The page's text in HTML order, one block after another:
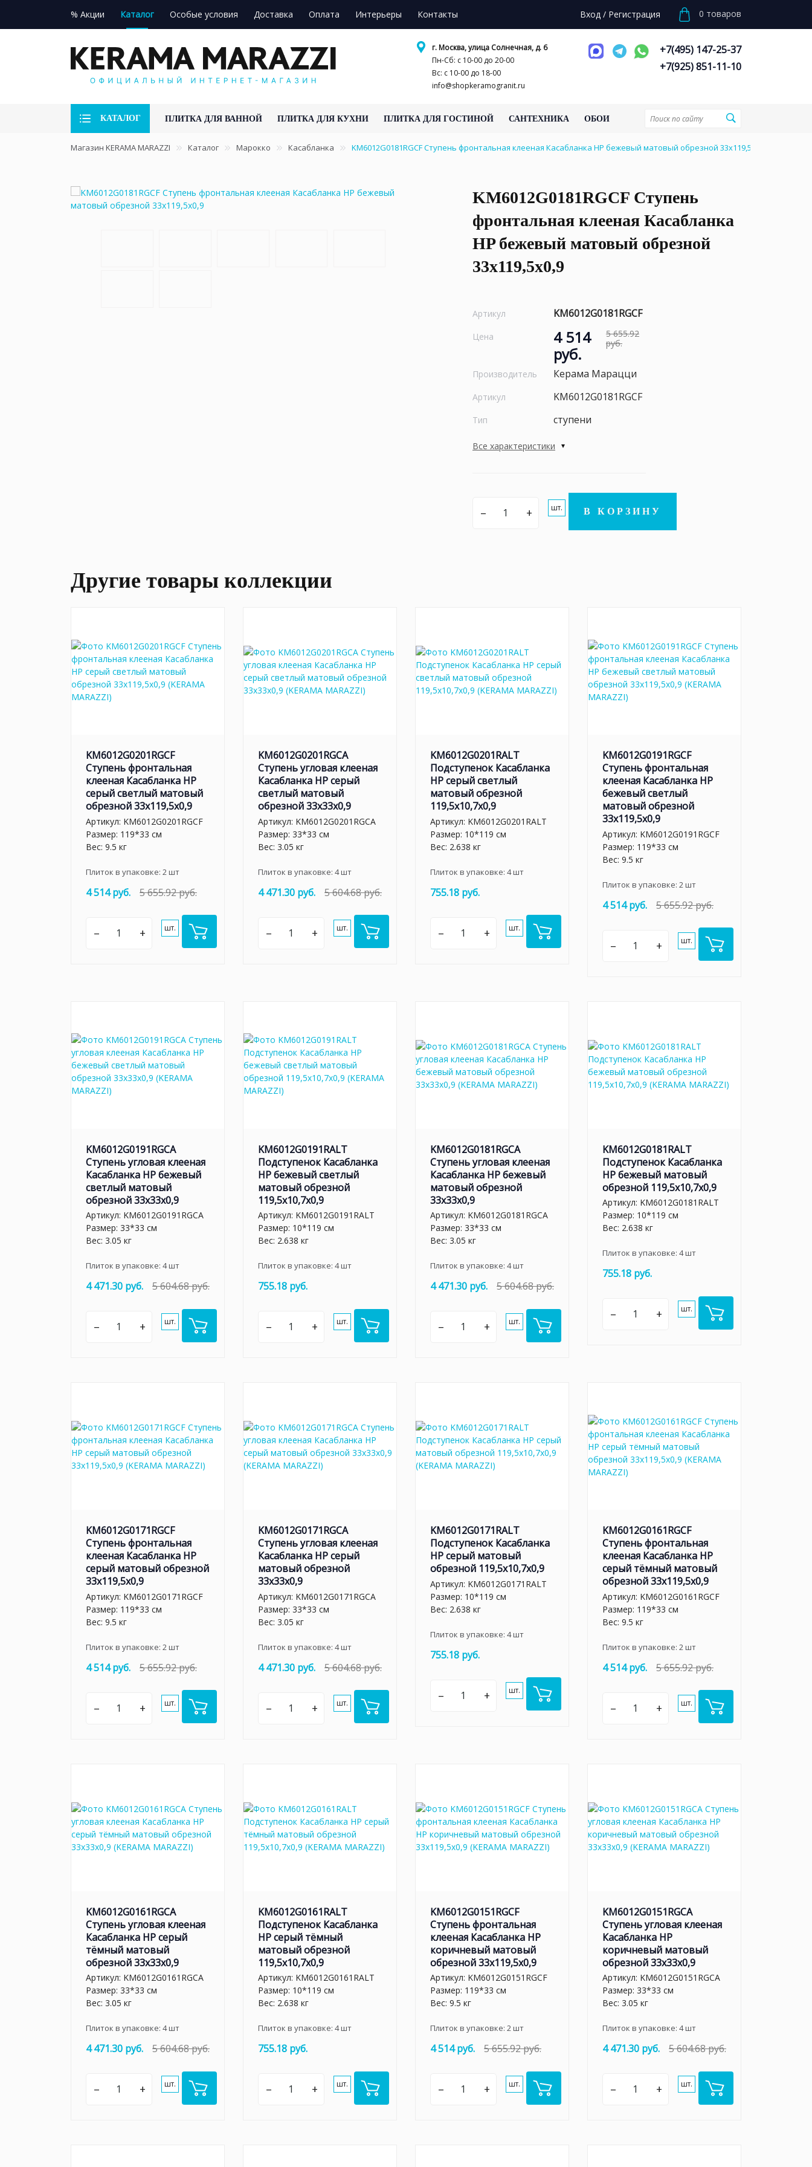
% Акции Каталог Особые условия Доставка Оплата Интерьеры Контакты Вход / Регистрация 0 товаров
г. Москва, улица Солнечная, д. 6
Пн-Сб: с 10-00 до 20-00
Вс: с 10-00 до 18-00
info@shopkeramogranit.ru
+7(495) 147-25-37
+7(925) 851-11-10
КАТАЛОГ ПЛИТКА ДЛЯ ВАННОЙ ПЛИТКА ДЛЯ КУХНИ ПЛИТКА ДЛЯ ГОСТИНОЙ САНТЕХНИКА ОБОИ
Магазин KERAMA MARAZZI Каталог Марокко Касабланка KM6012G0181RGCF Ступень фронтальная клееная Касабланка HP бежевый матовый обрезной 33x119,5x0,9
KM6012G0181RGCF Ступень
фронтальная клееная Касабланка
HP бежевый матовый обрезной
33x119,5x0,9
Артикул KM6012G0181RGCF
Цена
4 514
руб.
5 655.92
руб.
Производитель Керама Марацци
Артикул KM6012G0181RGCF
Тип ступени
Все характеристики
– + шт. В КОРЗИНУ
Другие товары коллекции
KM6012G0201RGCF
Ступень фронтальная
клееная Касабланка HP
серый светлый матовый
обрезной 33x119,5x0,9
Артикул: KM6012G0201RGCF
Размер: 119*33 см
Вес: 9.5 кг
Плиток в упаковке: 2 шт
4 514 руб. 5 655.92 руб.
– + шт.
KM6012G0201RGCA
Ступень угловая клееная
Касабланка HP серый
светлый матовый
обрезной 33x33x0,9
Артикул: KM6012G0201RGCA
Размер: 33*33 см
Вес: 3.05 кг
Плиток в упаковке: 4шт
4 471.30 руб. 5 604.68 руб.
– + шт.
KM6012G0201RALT
Подступенок Касабланка
HP серый светлый
матовый обрезной
119,5x10,7x0,9
Артикул: KM6012G0201RALT
Размер: 10*119 см
Вес: 2.638 кг
Плиток в упаковке: 4шт
755.18 руб.
– + шт.
KM6012G0191RGCF
Ступень фронтальная
клееная Касабланка HP
бежевый светлый
матовый обрезной
33x119,5x0,9
Артикул: KM6012G0191RGCF
Размер: 119*33 см
Вес: 9.5 кг
Плиток в упаковке: 2 шт
4 514 руб. 5 655.92 руб.
– + шт.
KM6012G0191RGCA
Ступень угловая клееная
Касабланка HP бежевый
светлый матовый
обрезной 33x33x0,9
Артикул: KM6012G0191RGCA
Размер: 33*33 см
Вес: 3.05 кг
Плиток в упаковке: 4шт
4 471.30 руб. 5 604.68 руб.
– + шт.
KM6012G0191RALT
Подступенок Касабланка
HP бежевый светлый
матовый обрезной
119,5x10,7x0,9
Артикул: KM6012G0191RALT
Размер: 10*119 см
Вес: 2.638 кг
Плиток в упаковке: 4шт
755.18 руб.
– + шт.
KM6012G0181RGCA
Ступень угловая клееная
Касабланка HP бежевый
матовый обрезной
33x33x0,9
Артикул: KM6012G0181RGCA
Размер: 33*33 см
Вес: 3.05 кг
Плиток в упаковке: 4шт
4 471.30 руб. 5 604.68 руб.
– + шт.
KM6012G0181RALT
Подступенок Касабланка
HP бежевый матовый
обрезной 119,5x10,7x0,9
Артикул: KM6012G0181RALT
Размер: 10*119 см
Вес: 2.638 кг
Плиток в упаковке: 4шт
755.18 руб.
– + шт.
KM6012G0171RGCF
Ступень фронтальная
клееная Касабланка HP
серый матовый обрезной
33x119,5x0,9
Артикул: KM6012G0171RGCF
Размер: 119*33 см
Вес: 9.5 кг
Плиток в упаковке: 2 шт
4 514 руб. 5 655.92 руб.
– + шт.
KM6012G0171RGCA
Ступень угловая клееная
Касабланка HP серый
матовый обрезной
33x33x0,9
Артикул: KM6012G0171RGCA
Размер: 33*33 см
Вес: 3.05 кг
Плиток в упаковке: 4шт
4 471.30 руб. 5 604.68 руб.
– + шт.
KM6012G0171RALT
Подступенок Касабланка
HP серый матовый
обрезной 119,5x10,7x0,9
Артикул: KM6012G0171RALT
Размер: 10*119 см
Вес: 2.638 кг
Плиток в упаковке: 4шт
755.18 руб.
– + шт.
KM6012G0161RGCF
Ступень фронтальная
клееная Касабланка HP
серый тёмный матовый
обрезной 33x119,5x0,9
Артикул: KM6012G0161RGCF
Размер: 119*33 см
Вес: 9.5 кг
Плиток в упаковке: 2 шт
4 514 руб. 5 655.92 руб.
– + шт.
KM6012G0161RGCA
Ступень угловая клееная
Касабланка HP серый
тёмный матовый
обрезной 33x33x0,9
Артикул: KM6012G0161RGCA
Размер: 33*33 см
Вес: 3.05 кг
Плиток в упаковке: 4шт
4 471.30 руб. 5 604.68 руб.
– + шт.
KM6012G0161RALT
Подступенок Касабланка
HP серый тёмный
матовый обрезной
119,5x10,7x0,9
Артикул: KM6012G0161RALT
Размер: 10*119 см
Вес: 2.638 кг
Плиток в упаковке: 4шт
755.18 руб.
– + шт.
KM6012G0151RGCF
Ступень фронтальная
клееная Касабланка HP
коричневый матовый
обрезной 33x119,5x0,9
Артикул: KM6012G0151RGCF
Размер: 119*33 см
Вес: 9.5 кг
Плиток в упаковке: 2шт
4 514 руб. 5 655.92 руб.
– + шт.
KM6012G0151RGCA
Ступень угловая клееная
Касабланка HP
коричневый матовый
обрезной 33x33x0,9
Артикул: KM6012G0151RGCA
Размер: 33*33 см
Вес: 3.05 кг
Плиток в упаковке: 4шт
4 471.30 руб. 5 604.68 руб.
– + шт.